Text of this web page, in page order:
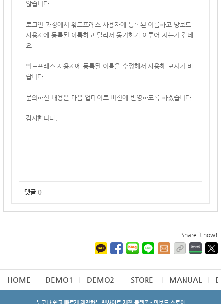
않습니다.
로그인 과정에서 워드프레스 사용자에 등록된 이름하고 망보드
사용자에 등록된 이름하고 달라서 동기화가 이루어 지는거 같네
요.
워드프레스 사용자에 등록된 이름을 수정해서 사용해 보시기 바
랍니다.
문의하신 내용은 다음 업데이트 버젼에 반영하도록 하겠습니다.
감사합니다.
댓글 0
Share it now!
HOME DEMO1 DEMO2 STORE MANUAL